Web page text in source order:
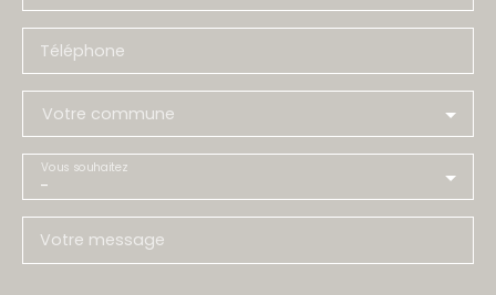
Téléphone
Votre commune
-
Vous souhaitez
Votre message